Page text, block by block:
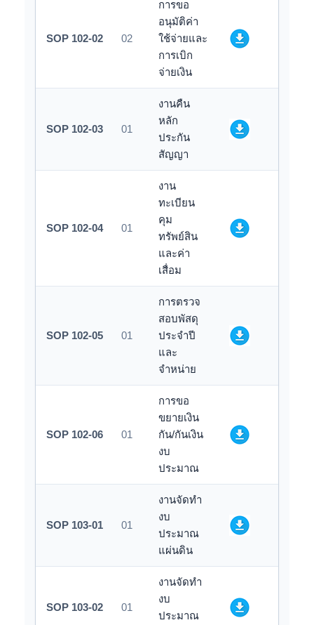
SOP 102-02 02
การขอ
อนุมัติค่า
ใช้จ่ายและ
การเบิก
จ่ายเงิน
SOP 102-03 01
งานคืน
หลัก
ประกัน
สัญญา
SOP 102-04 01
งาน
ทะเบียน
คุม
ทรัพย์สิน
และค่า
เสื่อม
SOP 102-05 01
การตรวจ
สอบพัสดุ
ประจำปี
และ
จำหน่าย
SOP 102-06 01
การขอ
ขยายเงิน
กัน/กันเงิน
งบ
ประมาณ
SOP 103-01 01
งานจัดทำ
งบ
ประมาณ
แผ่นดิน
SOP 103-02 01
งานจัดทำ
งบ
ประมาณ